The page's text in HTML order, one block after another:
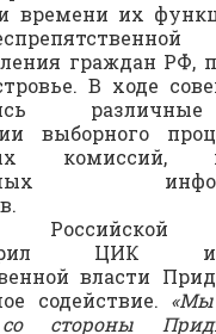
времени их
граждан РФ,
В ходе
выборного
комиссий,
Российской
ЦИК
власти
содействие.
стороны